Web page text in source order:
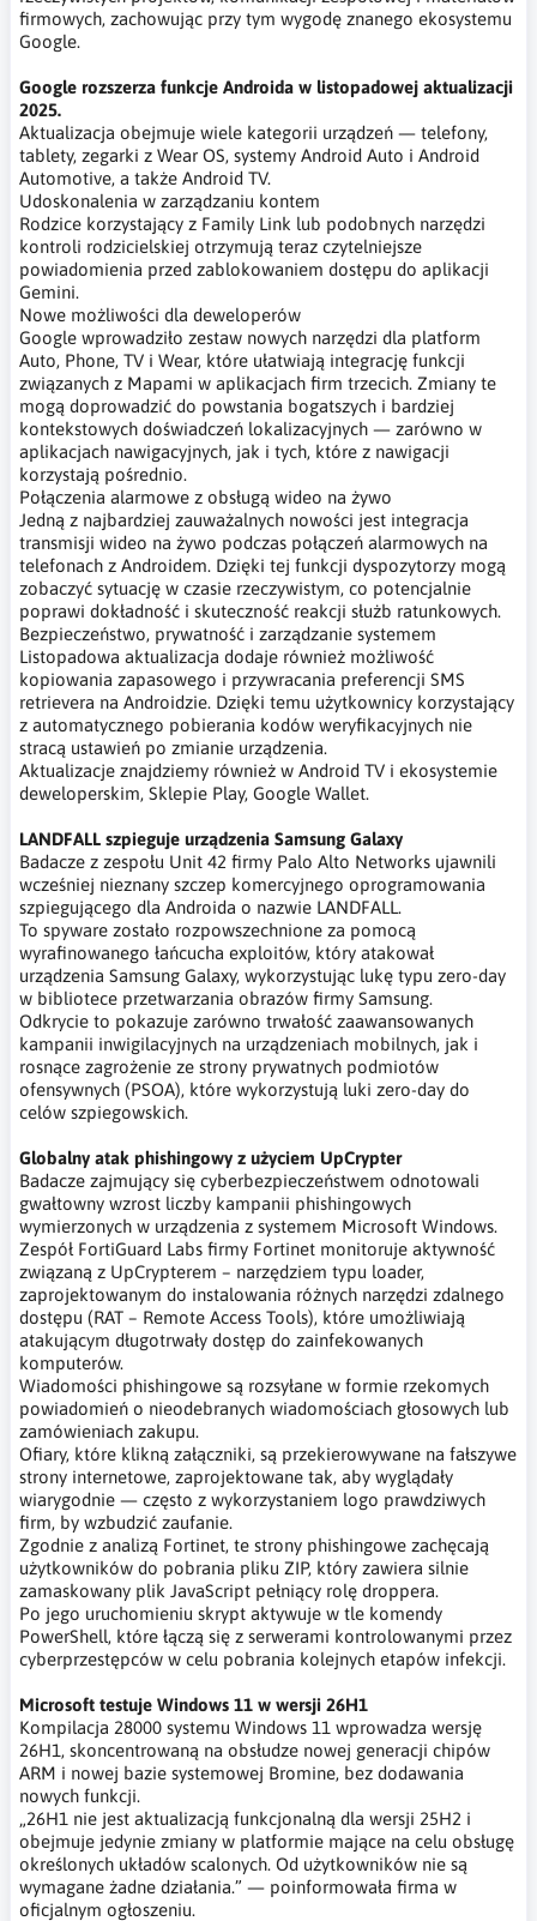
firmowych, zachowując przy tym wygodę znanego ekosystemu
Google.
Google rozszerza funkcje Androida w listopadowej aktualizacji
2025.
Aktualizacja obejmuje wiele kategorii urządzeń — telefony,
tablety, zegarki z Wear OS, systemy Android Auto i Android
Automotive, a także Android TV.
Udoskonalenia w zarządzaniu kontem
Rodzice korzystający z Family Link lub podobnych narzędzi
kontroli rodzicielskiej otrzymują teraz czytelniejsze
powiadomienia przed zablokowaniem dostępu do aplikacji
Gemini.
Nowe możliwości dla deweloperów
Google wprowadziło zestaw nowych narzędzi dla platform
Auto, Phone, TV i Wear, które ułatwiają integrację funkcji
związanych z Mapami w aplikacjach firm trzecich. Zmiany te
mogą doprowadzić do powstania bogatszych i bardziej
kontekstowych doświadczeń lokalizacyjnych — zarówno w
aplikacjach nawigacyjnych, jak i tych, które z nawigacji
korzystają pośrednio.
Połączenia alarmowe z obsługą wideo na żywo
Jedną z najbardziej zauważalnych nowości jest integracja
transmisji wideo na żywo podczas połączeń alarmowych na
telefonach z Androidem. Dzięki tej funkcji dyspozytorzy mogą
zobaczyć sytuację w czasie rzeczywistym, co potencjalnie
poprawi dokładność i skuteczność reakcji służb ratunkowych.
Bezpieczeństwo, prywatność i zarządzanie systemem
Listopadowa aktualizacja dodaje również możliwość
kopiowania zapasowego i przywracania preferencji SMS
retrievera na Androidzie. Dzięki temu użytkownicy korzystający
z automatycznego pobierania kodów weryfikacyjnych nie
stracą ustawień po zmianie urządzenia.
Aktualizacje znajdziemy również w Android TV i ekosystemie
deweloperskim, Sklepie Play, Google Wallet.
LANDFALL szpieguje urządzenia Samsung Galaxy
Badacze z zespołu Unit 42 firmy Palo Alto Networks ujawnili
wcześniej nieznany szczep komercyjnego oprogramowania
szpiegującego dla Androida o nazwie LANDFALL.
To spyware zostało rozpowszechnione za pomocą
wyrafinowanego łańcucha exploitów, który atakował
urządzenia Samsung Galaxy, wykorzystując lukę typu zero-day
w bibliotece przetwarzania obrazów firmy Samsung.
Odkrycie to pokazuje zarówno trwałość zaawansowanych
kampanii inwigilacyjnych na urządzeniach mobilnych, jak i
rosnące zagrożenie ze strony prywatnych podmiotów
ofensywnych (PSOA), które wykorzystują luki zero-day do
celów szpiegowskich.
Globalny atak phishingowy z użyciem UpCrypter
Badacze zajmujący się cyberbezpieczeństwem odnotowali
gwałtowny wzrost liczby kampanii phishingowych
wymierzonych w urządzenia z systemem Microsoft Windows.
Zespół FortiGuard Labs firmy Fortinet monitoruje aktywność
związaną z UpCrypterem – narzędziem typu loader,
zaprojektowanym do instalowania różnych narzędzi zdalnego
dostępu (RAT – Remote Access Tools), które umożliwiają
atakującym długotrwały dostęp do zainfekowanych
komputerów.
Wiadomości phishingowe są rozsyłane w formie rzekomych
powiadomień o nieodebranych wiadomościach głosowych lub
zamówieniach zakupu.
Ofiary, które klikną załączniki, są przekierowywane na fałszywe
strony internetowe, zaprojektowane tak, aby wyglądały
wiarygodnie — często z wykorzystaniem logo prawdziwych
firm, by wzbudzić zaufanie.
Zgodnie z analizą Fortinet, te strony phishingowe zachęcają
użytkowników do pobrania pliku ZIP, który zawiera silnie
zamaskowany plik JavaScript pełniący rolę droppera.
Po jego uruchomieniu skrypt aktywuje w tle komendy
PowerShell, które łączą się z serwerami kontrolowanymi przez
cyberprzestępców w celu pobrania kolejnych etapów infekcji.
Microsoft testuje Windows 11 w wersji 26H1
Kompilacja 28000 systemu Windows 11 wprowadza wersję
26H1, skoncentrowaną na obsłudze nowej generacji chipów
ARM i nowej bazie systemowej Bromine, bez dodawania
nowych funkcji.
„26H1 nie jest aktualizacją funkcjonalną dla wersji 25H2 i
obejmuje jedynie zmiany w platformie mające na celu obsługę
określonych układów scalonych. Od użytkowników nie są
wymagane żadne działania.” — poinformowała firma w
oficjalnym ogłoszeniu.